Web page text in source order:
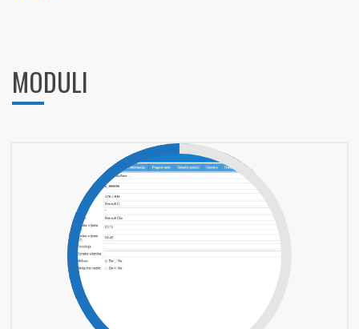
MODULI